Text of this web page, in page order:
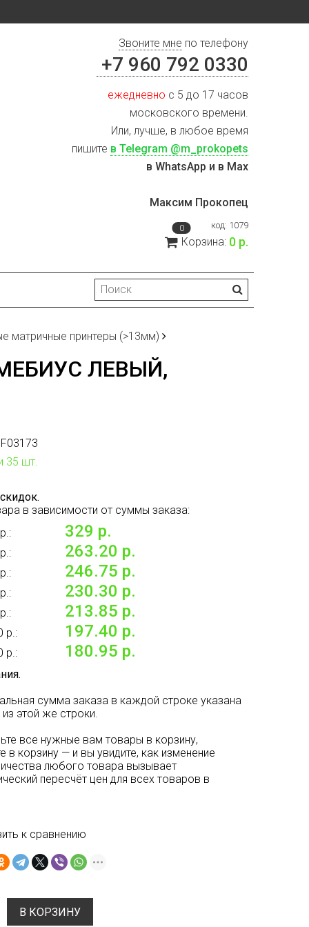
Звоните мне по телефону
+7 960 792 0330
ежедневно с 5 до 17 часов
московского времени.
Или, лучше, в любое время
пишите в Telegram @m_prokopets
в WhatsApp и в Max
Максим Прокопец
код: 1079
0
Корзина: 0 р.
матричные принтеры (>13мм)
ЛЕВЫЙ,
F03173
35 шт.
в зависимости от суммы заказа:
329 р.
263.20 р.
246.75 р.
230.30 р.
213.85 р.
р.: 197.40 р.
р.: 180.95 р.
сумма заказа в каждой строке указана
этой же строки.
все нужные вам товары в корзину,
в корзину — и вы увидите, как изменение
любого товара вызывает
пересчёт цен для всех товаров в
к сравнению
В КОРЗИНУ